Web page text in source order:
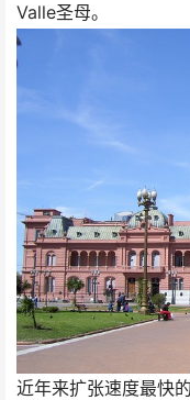
Valle圣母。
近年来扩张速度最快